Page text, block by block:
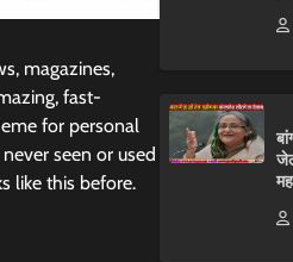
magazines,
fast-
for personal
seen or used
like this before.